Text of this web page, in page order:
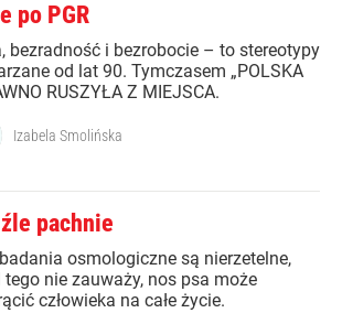
po PGR
bezradność i bezrobocie – to stereotypy
od lat 90. Tymczasem „POLSKA
RUSZYŁA Z MIEJSCA.
Izabela Smolińska
pachnie
osmologiczne są nierzetelne,
tego nie zauważy, nos psa może
człowieka na całe życie.